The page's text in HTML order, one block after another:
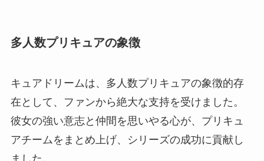
多人数プリキュアの象徴
キュアドリームは、多人数プリキュアの象徴的存
在として、ファンから絶大な支持を受けました。
彼女の強い意志と仲間を思いやる心が、プリキュ
アチームをまとめ上げ、シリーズの成功に貢献し